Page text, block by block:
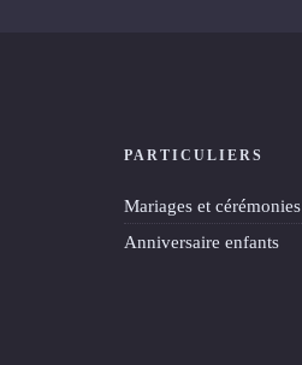
PARTICULIERS
Mariages et cérémonies
Anniversaire enfants